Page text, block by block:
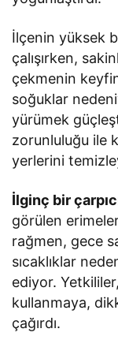
İlçenin yüksek
çalışırken,
çekmenin
soğuklar
yürümek
zorunluluğu ile
yerlerini
İlginç bir
görülen
rağmen, gece
sıcaklıklar
ediyor.
kullanmaya,
çağırdı.